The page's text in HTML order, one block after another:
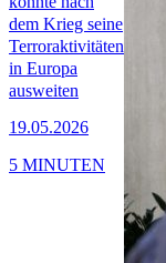
dem Krieg seine
Terroraktivitäten
in Europa
ausweiten
19.05.2026
5 MINUTEN